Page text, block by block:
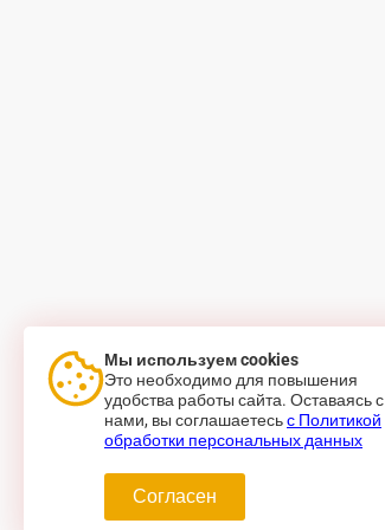
Мы используем cookies
Это необходимо для повышения
удобства работы сайта. Оставаясь с
нами, вы соглашаетесьс Политикой
обработки персональных данных
Согласен